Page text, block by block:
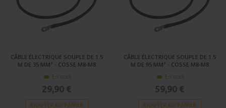
CÂBLE ÉLECTRIQUE SOUPLE DE 1.5
M DE 35 MM² - COSSE M8-M8
En stock
29,90 €
AJOUTER AU PANIER
CÂBLE ÉLECTRIQUE SOUPLE DE 1.5
M DE 95 MM² - COSSE M8-M8
En stock
59,90 €
AJOUTER AU PANIER